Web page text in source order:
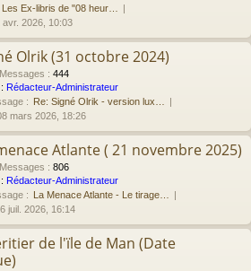
Les Ex-libris de "08 heur…
avr. 2026, 10:03
Olrik (31 octobre 2024)
Messages : 444
Rédacteur-Administrateur
: Re: Signé Olrik - version lux…
08 mars 2026, 18:26
Atlante ( 21 novembre 2025)
Messages : 806
Rédacteur-Administrateur
: La Menace Atlante - Le tirage…
juil. 2026, 16:14
de l'ïle de Man (Date